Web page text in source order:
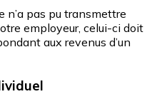
n’a pas pu transmettre
employeur, celui-ci doit
aux revenus d’un